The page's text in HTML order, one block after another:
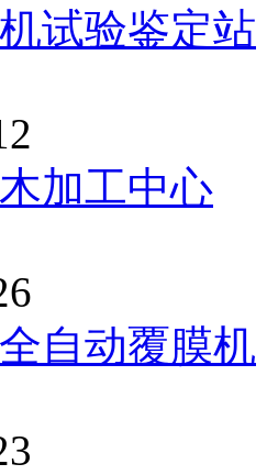
试验鉴定站
加工中心
自动覆膜机